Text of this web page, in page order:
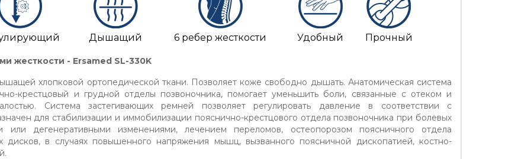
Дышащий 6 ребер жесткости Удобный Прочный
жесткости - Ersamed SL-330K
хлопковой ортопедической ткани. Позволяет коже свободно дышать. Анатомическая система
крестцовый и грудной отделы позвоночника, помогает уменьшить боли, связанные с отеком и
Система застегивающих ремней позволяет регулировать давление в соответствии с
для стабилизации и иммобилизации пояснично-крестцового отдела позвоночника при болевых
дегенеративными изменениями, лечением переломов, остеопорозом поясничного отдела
дисков, в случаях повышенного напряжения мышц, вызванного поясничной дископатией, костно-